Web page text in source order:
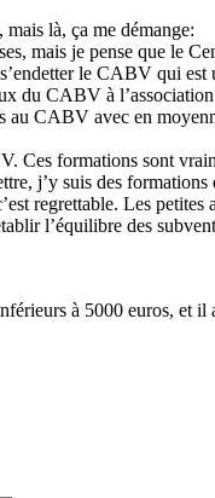
mais là, ça me démange:
mais je pense que le
le CABV qui
du CABV à
au CABV avec en
Ces formations sont
j’y suis des
regrettable. Les petites
l’équilibre des
à 5000 euros, et